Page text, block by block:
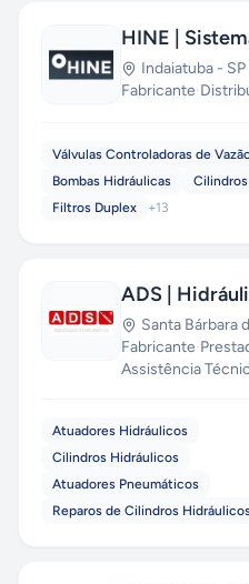
HINE |
Indaiatuba - SP
Fabricante·
Válvulas Controladoras de
Bombas Hidráulicas
Filtros Duplex
+13
ADS |
Santa Bárbara
Fabricante·
Assistência
Atuadores Hidráulicos
Cilindros Hidráulicos
Atuadores Pneumáticos
Reparos de Cilindros